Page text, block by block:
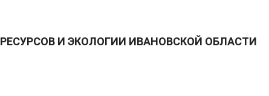
И ЭКОЛОГИИ ИВАНОВСКОЙ ОБЛАСТИ